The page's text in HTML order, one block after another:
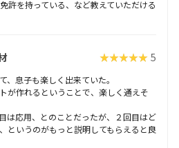
許を持っている、など教えていただける
★★★★★ 5
、息子も楽しく出来ていた。
が作れるということで、楽しく通えそ
は応用、とのことだったが、２回目はど
というのがもっと説明してもらえると良